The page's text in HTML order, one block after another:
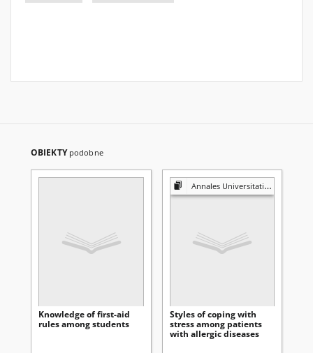
OBIEKTY podobne
Knowledge of first-aid
rules among students
Annales Universitatis Mariae Curie-Skłodowska. Sectio D, Medicina
Styles of coping with
stress among patients
with allergic diseases